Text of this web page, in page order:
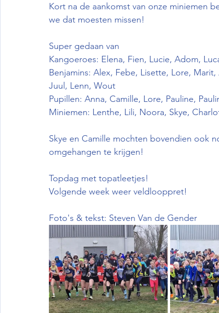
Kort na de aankomst van onze miniemen
we dat moesten missen!
Super gedaan van
Kangoeroes: Elena, Fien, Lucie, Adom,
Benjamins: Alex, Febe, Lisette, Lore,
Juul, Lenn, Wout
Pupillen: Anna, Camille, Lore, Pauline,
Miniemen: Lenthe, Lili, Noora, Skye,
Skye en Camille mochten bovendien ook
omgehangen te krijgen!
Topdag met topatleetjes!
Volgende week weer veldlooppret!
Foto's & tekst: Steven Van de Gender